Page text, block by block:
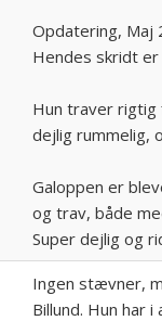
Opdatering, Maj
Hendes skridt
Hun traver rigtig
dejlig rummelig,
Galoppen er
og trav, både
Super dejlig og
Ingen stævner,
Billund. Hun har